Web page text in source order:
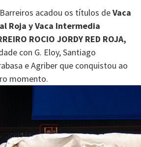
acadou os títulos deVaca
Roja y Vaca Intermedia
ROCIO JORDY RED ROJA,
con G. Eloy, Santiago
e Agriber que conquistou ao
momento.